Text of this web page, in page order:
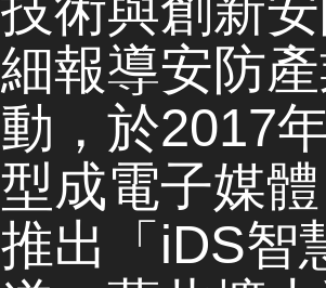
細報導安防
動，於2017
型成電子媒
推出「iDS智